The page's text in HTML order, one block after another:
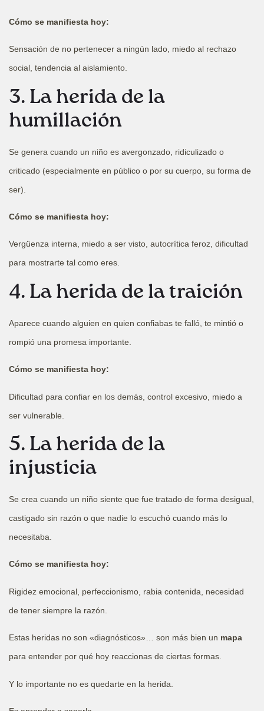
Cómo se manifiesta hoy:
Sensación de no pertenecer a ningún lado, miedo al rechazo
social, tendencia al aislamiento.
3. La herida de la
humillación
Se genera cuando un niño es avergonzado, ridiculizado o
criticado (especialmente en público o por su cuerpo, su forma de
ser).
Cómo se manifiesta hoy:
Vergüenza interna, miedo a ser visto, autocrítica feroz, dificultad
para mostrarte tal como eres.
4. La herida de la traición
Aparece cuando alguien en quien confiabas te falló, te mintió o
rompió una promesa importante.
Cómo se manifiesta hoy:
Dificultad para confiar en los demás, control excesivo, miedo a
ser vulnerable.
5. La herida de la
injusticia
Se crea cuando un niño siente que fue tratado de forma desigual,
castigado sin razón o que nadie lo escuchó cuando más lo
necesitaba.
Cómo se manifiesta hoy:
Rigidez emocional, perfeccionismo, rabia contenida, necesidad
de tener siempre la razón.
Estas heridas no son «diagnósticos»… son más bien un mapa
para entender por qué hoy reaccionas de ciertas formas.
Y lo importante no es quedarte en la herida.